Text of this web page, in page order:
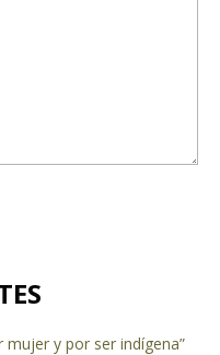
y por ser indígena”